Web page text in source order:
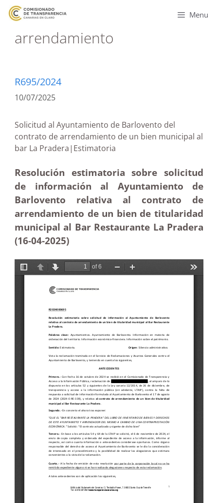
Menu
arrendamiento
R695/2024
10/07/2025
Solicitud al Ayuntamiento de Barlovento del
contrato de arrendamiento de un bien municipal al
bar La Pradera|Estimatoria
Resolución estimatoria sobre solicitud
de información al Ayuntamiento de
Barlovento relativa al contrato de
arrendamiento de un bien de titularidad
municipal al Bar Restaurante La Pradera
(16-04-2025)